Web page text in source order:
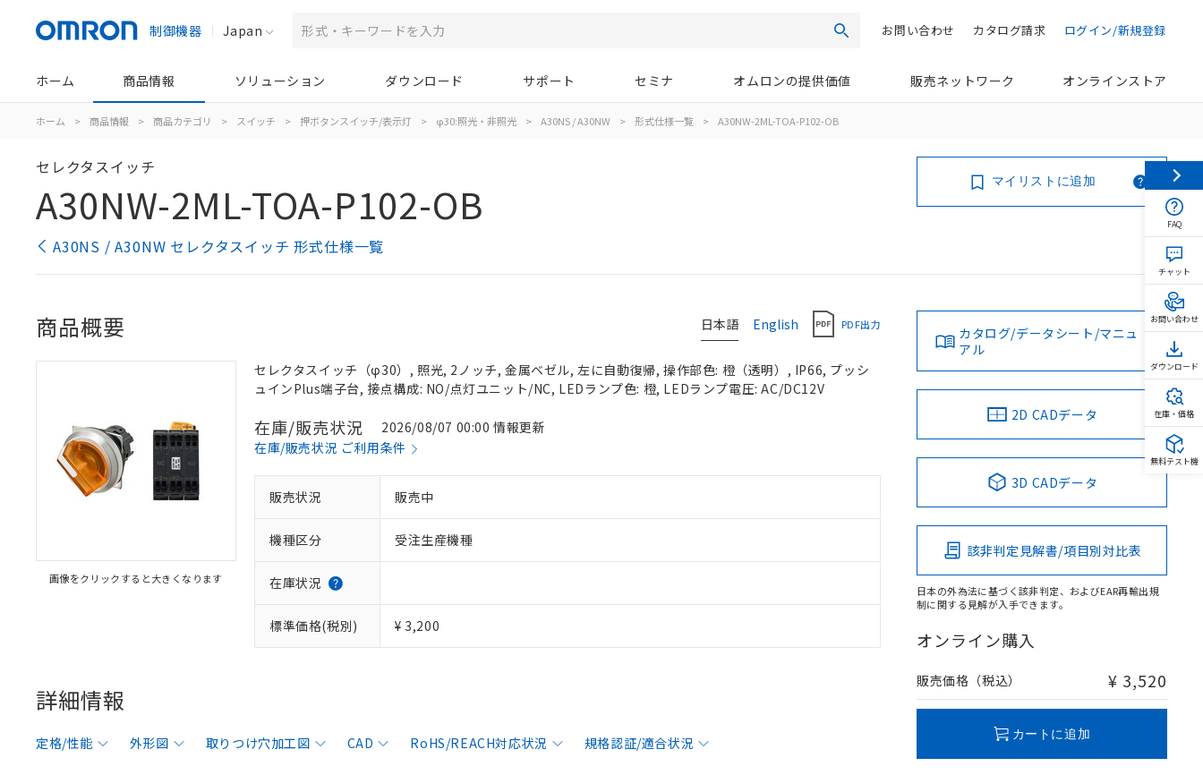
制御機器 Japan 検索 ログイン/新規登録
カタログ請求
お問い合わせ
ホーム 商品情報 ソリューション ダウンロード サポート セミナ オムロンの提供価値 販売ネットワーク オンラインストア
ホーム > 商品情報 > 商品カテゴリ > スイッチ > 押ボタンスイッチ/表示灯 > φ30:照光・非照光 > A30NS / A30NW > 形式仕様一覧 > A30NW-2ML-TOA-P102-OB
セレクタスイッチ
A30NW-2ML-TOA-P102-OB
A30NS / A30NW セレクタスイッチ 形式仕様一覧
マイリストに追加
日本語 English PDF出力
商品概要
画像をクリックすると大きくなります
セレクタスイッチ（φ30）, 照光, 2ノッチ, 金属ベゼル, 左に自動復帰, 操作部色: 橙（透明）, IP66, プッシ
ュインPlus端子台, 接点構成: NO/点灯ユニット/NC, LEDランプ色: 橙, LEDランプ電圧: AC/DC12V
在庫/販売状況
2026/08/07 00:00 情報更新
在庫/販売状況 ご利用条件
販売状況 販売中
機種区分 受注生産機種
在庫状況
標準価格(税別) ¥ 3,200
詳細情報
定格/性能 外形図 取りつけ穴加工図 CAD RoHS/REACH対応状況 規格認証/適合状況
カタログ/データシート/マニュ
アル
2D CADデータ
3D CADデータ
該非判定見解書/項目別対比表
日本の外為法に基づく該非判定、およびEAR再輸出規
制に関する見解が入手できます。
オンライン購入
販売価格（税込） ¥ 3,520
カートに追加
FAQ
チャット
お問い合わせ
ダウンロード
在庫・価格
無料テスト機